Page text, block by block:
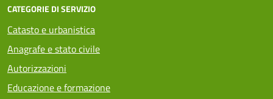
CATEGORIE DI SERVIZIO
Catasto e urbanistica
Anagrafe e stato civile
Autorizzazioni
Educazione e formazione